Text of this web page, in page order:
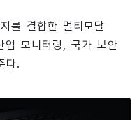
를 결합한 멀티모달
업 모니터링, 국가 보안
다.